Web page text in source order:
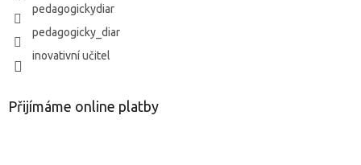
pedagogickydiar
pedagogicky_diar
inovativní učitel
Přijímáme online platby